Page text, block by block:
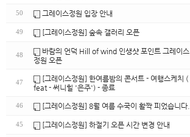
50 그레이스정원 입장 안내
49 [그레이스정원] 숲속 갤러리 오픈
48
바람의 언덕 Hill of wind 인생샷 포인트 그레이스
정원 오픈
47
[그레이스정원] 한여름밤의 콘서트 - 여행스케치 (
feat - 써니힐 '은주') - 종료
46 [그레이스정원] 8월 여름 수국이 활짝 피었습니다.
45 [그레이스정원] 하절기 오픈 시간 변경 안내